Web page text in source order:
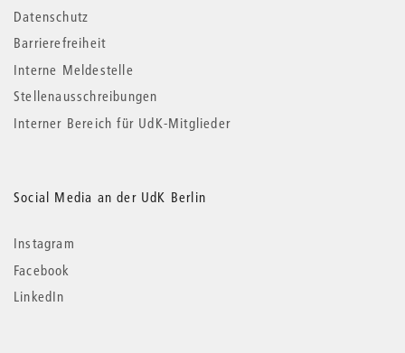
Datenschutz
Barrierefreiheit
Interne Meldestelle
Stellenausschreibungen
Interner Bereich für UdK-Mitglieder
Social Media an der UdK Berlin
Instagram
Facebook
LinkedIn